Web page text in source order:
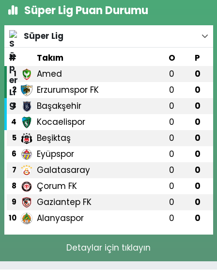
Süper Lig Puan Durumu
Süper Lig
#
Takım O P
1 Amed 0 0
2 Erzurumspor FK 0 0
3 Başakşehir 0 0
4 Kocaelispor 0 0
5 Beşiktaş 0 0
6 Eyüpspor 0 0
7 Galatasaray 0 0
8 Çorum FK 0 0
9 Gaziantep FK 0 0
10 Alanyaspor 0 0
Detaylar için tıklayın